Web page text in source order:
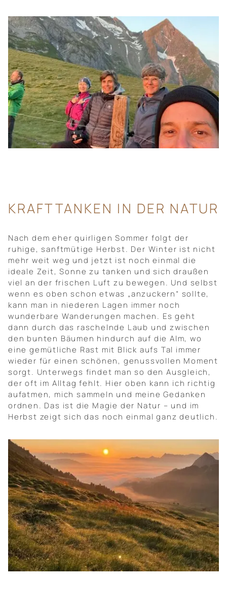
KRAFTTANKEN IN DER NATUR
Nach dem eher quirligen Sommer folgt der
ruhige, sanftmütige Herbst. Der Winter ist nicht
mehr weit weg und jetzt ist noch einmal die
ideale Zeit, Sonne zu tanken und sich draußen
viel an der frischen Luft zu bewegen. Und selbst
wenn es oben schon etwas „anzuckern“ sollte,
kann man in niederen Lagen immer noch
wunderbare Wanderungen machen. Es geht
dann durch das raschelnde Laub und zwischen
den bunten Bäumen hindurch auf die Alm, wo
eine gemütliche Rast mit Blick aufs Tal immer
wieder für einen schönen, genussvollen Moment
sorgt. Unterwegs findet man so den Ausgleich,
der oft im Alltag fehlt. Hier oben kann ich richtig
aufatmen, mich sammeln und meine Gedanken
ordnen. Das ist die Magie der Natur – und im
Herbst zeigt sich das noch einmal ganz deutlich.